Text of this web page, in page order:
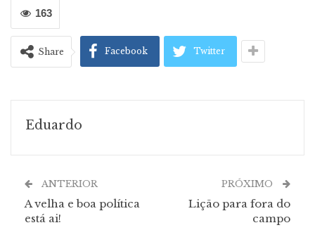
163
Share Facebook Twitter
Eduardo
ANTERIOR
A velha e boa política
está ai!
PRÓXIMO
Lição para fora do
campo